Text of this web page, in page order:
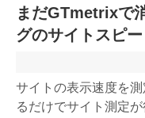
まだGTmetrixで
グのサイトスピ
サイトの表示速度を
るだけでサイト測定